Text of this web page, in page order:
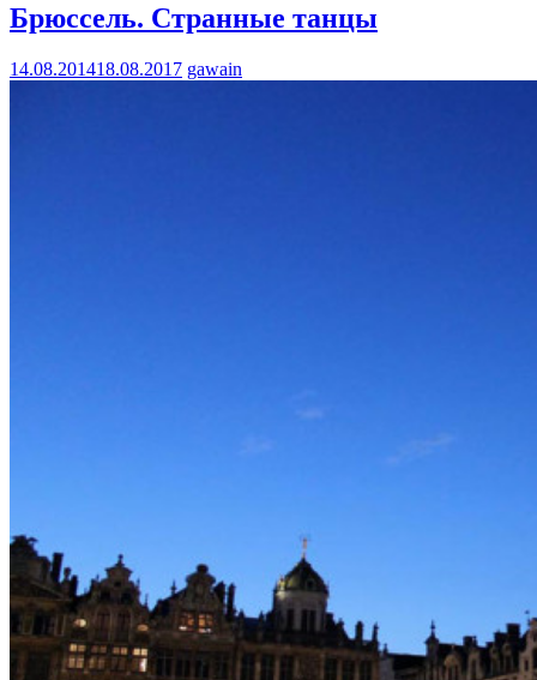
Брюссель. Странные танцы
14.08.201418.08.2017 gawain